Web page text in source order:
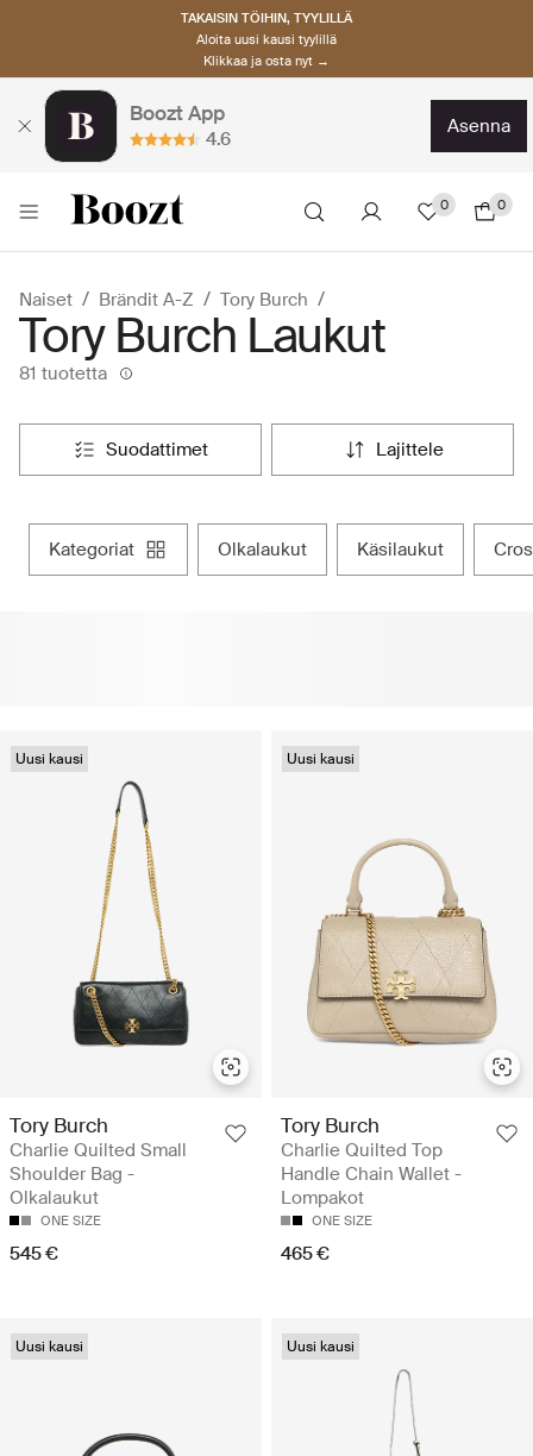
TAKAISIN TÖIHIN, TYYLILLÄ
Aloita uusi kausi tyylillä
Klikkaa ja osta nyt →
Boozt App
4.6
asenna
0 0
Naiset Brändit A-Z Tory Burch
Tory Burch Laukut
81 tuotetta
suodattimet lajittele
kategoriat olkalaukut käsilaukut
Uusi kausi
Tory Burch
Charlie Quilted Small
Shoulder Bag -
Olkalaukut
ONE SIZE
545 €
Uusi kausi
Tory Burch
Charlie Quilted Top
Handle Chain Wallet -
Lompakot
ONE SIZE
465 €
Uusi kausi Uusi kausi